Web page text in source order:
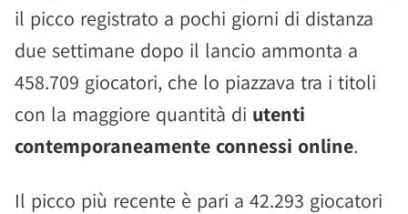
il picco registrato a pochi giorni di distanza
due settimane dopo il lancio ammonta a
458.709 giocatori, che lo piazzava tra i titoli
con la maggiore quantità di utenti
contemporaneamente connessi online.
Il picco più recente è pari a 42.293 giocatori